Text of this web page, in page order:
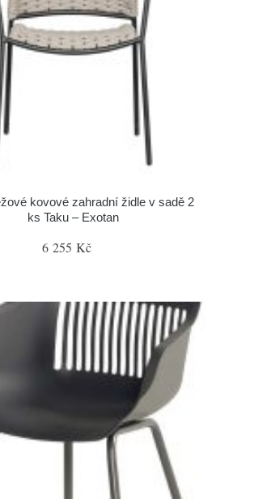
kovové zahradní židle v sadě 2
ks Taku – Exotan
6 255 Kč